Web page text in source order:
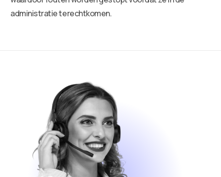
administratie terechtkomen.